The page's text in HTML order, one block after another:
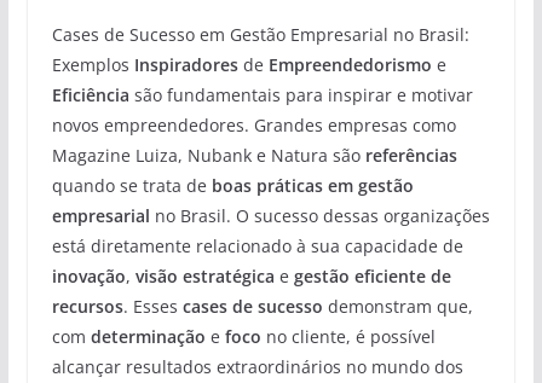
Cases de Sucesso em Gestão Empresarial no Brasil:
Exemplos Inspiradoresde Empreendedorismo e
Eficiência são fundamentais para inspirar e motivar
novos empreendedores. Grandes empresas como
Magazine Luiza, Nubank e Natura são referências
quando se trata de boas práticas em gestão
empresarial no Brasil. O sucesso dessas organizações
está diretamente relacionado à sua capacidade de
inovação, visão estratégica e gestão eficiente de
recursos. Esses cases de sucesso demonstram que,
com determinação e foco no cliente, é possível
alcançar resultados extraordinários no mundo dos